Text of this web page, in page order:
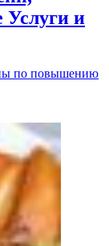
Услуги и
по повышению